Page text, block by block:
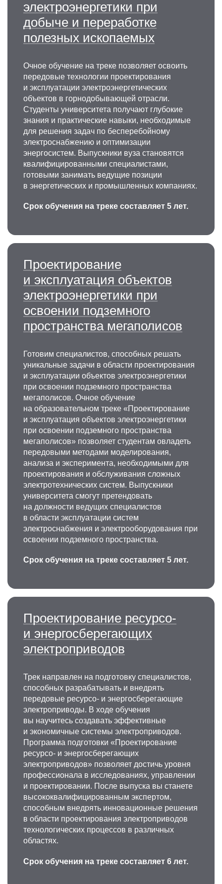
электроэнергетики при
добыче и переработке
полезных ископаемых
Очное обучение на треке позволяет освоить
передовые технологии проектирования
и эксплуатации электроэнергетических
объектов в горнодобывающей отрасли.
Студенты университета получают глубокие
знания и практические навыки, необходимые
для решения задач по бесперебойному
электроснабжению и оптимизации
энергосистем. Выпускники вуза становятся
квалифицированными специалистами,
готовыми занимать ведущие позиции
в энергетических и промышленных компаниях.
Срок обучения на треке составляет 5 лет.
Проектирование
и эксплуатация объектов
электроэнергетики при
освоении подземного
пространства мегаполисов
Готовим специалистов, способных решать
уникальные задачи в области проектирования
и эксплуатации объектов электроэнергетики
при освоении подземного пространства
мегаполисов. Очное обучение
на образовательном треке «Проектирование
и эксплуатация объектов электроэнергетики
при освоении подземного пространства
мегаполисов» позволяет студентам овладеть
передовыми методами моделирования,
анализа и эксперимента, необходимыми для
проектирования и обслуживания сложных
электротехнических систем. Выпускники
университета смогут претендовать
на должности ведущих специалистов
в области эксплуатации систем
электроснабжения и электрооборудования при
освоении подземного пространства.
Срок обучения на треке составляет 5 лет.
Проектирование ресурсо-
и энергосберегающих
электроприводов
Трек направлен на подготовку специалистов,
способных разрабатывать и внедрять
передовые ресурсо- и энергосберегающие
электроприводы. В ходе обучения
вы научитесь создавать эффективные
и экономичные системы электроприводов.
Программа подготовки «Проектирование
ресурсо- и энергосберегающих
электроприводов» позволяет достичь уровня
профессионала в исследованиях, управлении
и проектировании. После выпуска вы станете
высококвалифицированным экспертом,
способным внедрять инновационные решения
в области проектирования электроприводов
технологических процессов в различных
областях.
Срок обучения на треке составляет 6 лет.